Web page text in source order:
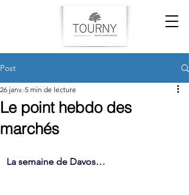
Post
Le point hebdo des
marchés
26 janv. 5 min de lecture
La semaine de Davos…